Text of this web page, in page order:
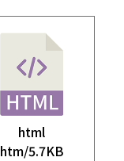
html
htm/5.7KB